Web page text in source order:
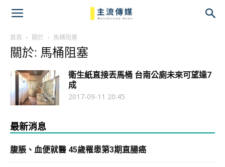
首頁 關於 馬桶阻塞
關於: 馬桶阻塞
衛生紙直接丟馬桶 台南公廁未來可望達7
成
2017-09-11 20:45
最新消息
腹脹、血便就醫 45歲罹患第3期直腸癌